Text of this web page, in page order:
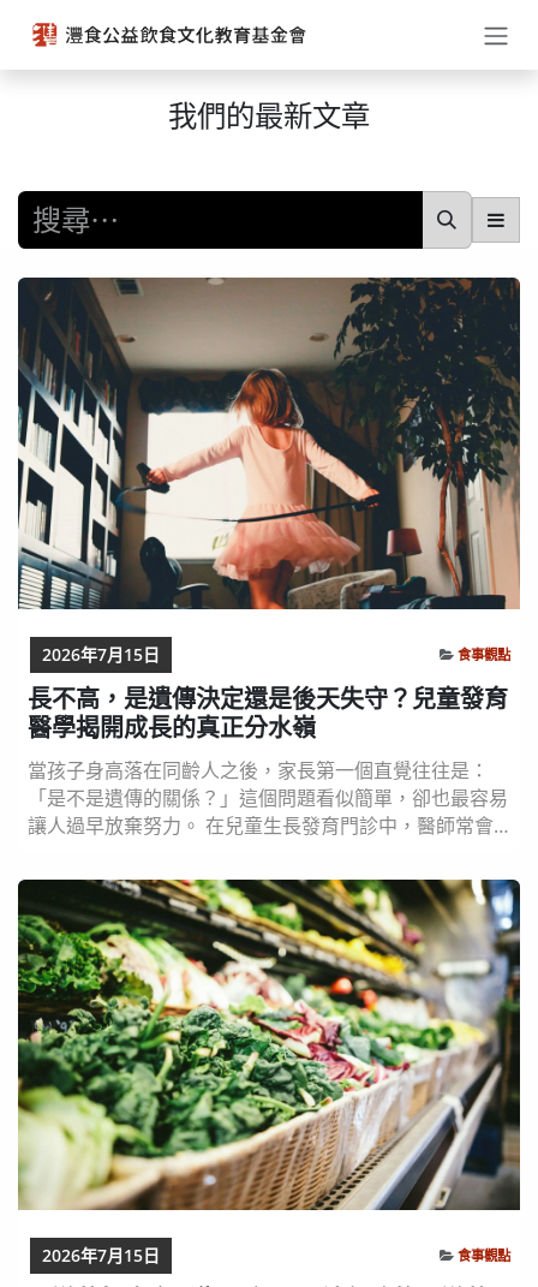
我們的最新文章
長不高，是遺傳決定還是後天失守？兒童發育
醫學揭開成長的真正分水嶺
當孩子身高落在同齡人之後，家長第一個直覺往往是：
「是不是遺傳的關係？」這個問題看似簡單，卻也最容易
讓人過早放棄努力。 在兒童生長發育門診中，醫師常會
身高確實深受基因影響。醫學統計指出，遺傳對身高的影
響比例高達七至八成。然而，如果就此將「長不高」歸咎
於基因，反而忽略了真正能被改變的關鍵——後天生活條
件。 真正的問題不是「基因決定多少」，而是：我們是
否...
2026年7月15日 食事觀點
2026年7月15日 食事觀點